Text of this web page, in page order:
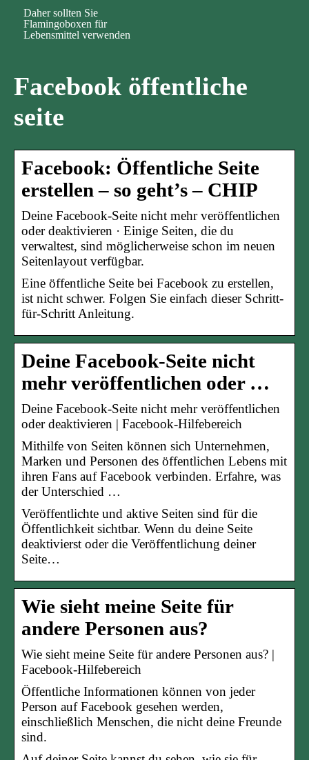
Daher sollten Sie
Flamingoboxen für
Lebensmittel verwenden
Facebook öffentliche
seite
Facebook: Öffentliche Seite
erstellen – so geht’s – CHIP
Deine Facebook-Seite nicht mehr veröffentlichen
oder deaktivieren · Einige Seiten, die du
verwaltest, sind möglicherweise schon im neuen
Seitenlayout verfügbar.
Eine öffentliche Seite bei Facebook zu erstellen,
ist nicht schwer. Folgen Sie einfach dieser Schritt-
für-Schritt Anleitung.
Deine Facebook-Seite nicht
mehr veröffentlichen oder …
Deine Facebook-Seite nicht mehr veröffentlichen
oder deaktivieren | Facebook-Hilfebereich
Mithilfe von Seiten können sich Unternehmen,
Marken und Personen des öffentlichen Lebens mit
ihren Fans auf Facebook verbinden. Erfahre, was
der Unterschied …
Veröffentlichte und aktive Seiten sind für die
Öffentlichkeit sichtbar. Wenn du deine Seite
deaktivierst oder die Veröffentlichung deiner
Seite…
Wie sieht meine Seite für
andere Personen aus?
Wie sieht meine Seite für andere Personen aus? |
Facebook-Hilfebereich
Öffentliche Informationen können von jeder
Person auf Facebook gesehen werden,
einschließlich Menschen, die nicht deine Freunde
sind.